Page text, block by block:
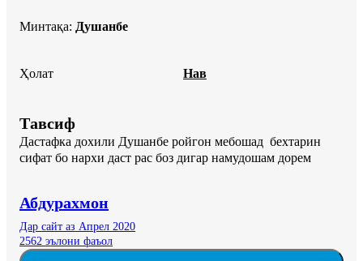
Минтақа: Душанбе
Ҳолат Нав
Тавсиф
Дастафка дохили Душанбе ройгон мебошад  бехтарин
сифат бо нархи даст рас боз дигар намудошам дорем
Абдурахмон
Дар сайт аз Апрел 2020
2562 эълони фаъол